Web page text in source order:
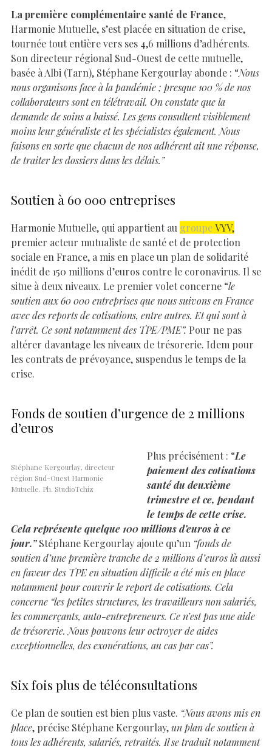
La première complémentaire santé de France,
Harmonie Mutuelle, s’est placée en situation de crise,
tournée tout entière vers ses 4,6 millions d’adhérents.
Son directeur régional Sud-Ouest de cette mutuelle,
basée à Albi (Tarn), Stéphane Kergourlay abonde : “Nous
nous organisons face à la pandémie ; presque 100 % de nos
collaborateurs sont en télétravail. On constate que la
demande de soins a baissé. Les gens consultent visiblement
moins leur généraliste et les spécialistes également. Nous
faisons en sorte que chacun de nos adhérent ait une réponse,
de traiter les dossiers dans les délais.”
Soutien à 60 000 entreprises
Harmonie Mutuelle, qui appartient au groupeVYV,
premier acteur mutualiste de santé et de protection
sociale en France, a mis en place un plan de solidarité
inédit de 150 millions d’euros contre le coronavirus. Il se
situe à deux niveaux. Le premier volet concerne “le
soutien aux 60 000 entreprises que nous suivons en France
avec des reports de cotisations, entre autres. Et qui sont à
l’arrêt. Ce sont notamment des TPE/PME”. Pour ne pas
altérer davantage les niveaux de trésorerie. Idem pour
les contrats de prévoyance, suspendus le temps de la
crise.
Fonds de soutien d’urgence de 2 millions
d’euros
Stéphane Kergourlay, directeur
région Sud-Ouest Harmonie
Mutuelle. Ph. StudioTchiz
Plus précisément : “Le
paiement des cotisations
santé du deuxième
trimestre et ce, pendant
le temps de cette crise.
Cela représente quelque 100 millions d’euros à ce
jour.”Stéphane Kergourlay ajoute qu’un “fonds de
soutien d’une première tranche de 2 millions d’euros là aussi
en faveur des TPE en situation difficile a été mis en place
notamment pour couvrir le report de cotisations. Cela
concerne “les petites structures, les travailleurs non salariés,
les commerçants, auto-entrepreneurs. Ce n’est pas une aide
de trésorerie. Nous pouvons leur octroyer de aides
exceptionnelles, des exonérations, au cas par cas”.
Six fois plus de téléconsultations
Ce plan de soutien est bien plus vaste. “Nous avons mis en
place, précise Stéphane Kergourlay,un plan de soutien à
tous les adhérents, salariés, retraités. Il se traduit notamment